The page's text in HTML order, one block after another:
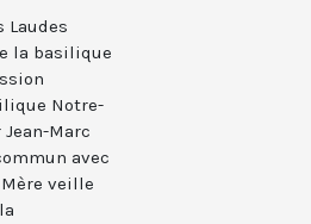
Laudes
la basilique
Notre-
Marc
avec
veille